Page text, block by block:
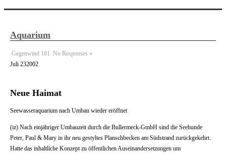
Aquarium
Gegenwind 181 No Responses »
Juli 232002
Neue Haimat
Seewasseraquarium nach Umbau wieder eröffnet
(iz) Nach einjähriger Umbauzeit durch die Bullermeck-GmbH sind die Seehunde
Peter, Paul & Mary in ihr neu gestyltes Planschbecken am Südstrand zurückgekehrt.
Hatte das inhaltliche Konzept zu öffentlichen Auseinandersetzungen um